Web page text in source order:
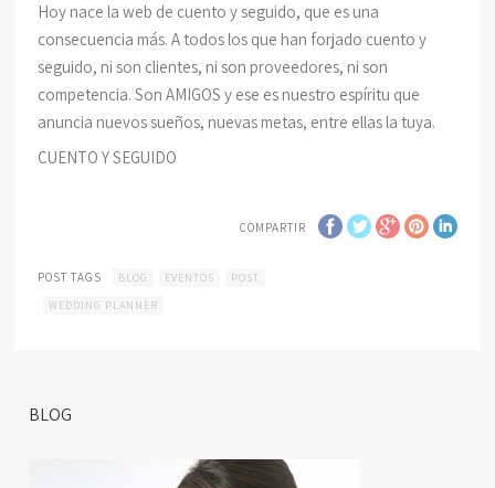
Hoy nace la web de cuento y seguido, que es una
consecuencia más. A todos los que han forjado cuento y
seguido, ni son clientes, ni son proveedores, ni son
competencia. Son AMIGOS y ese es nuestro espíritu que
anuncia nuevos sueños, nuevas metas, entre ellas la tuya.
CUENTO Y SEGUIDO
COMPARTIR
POST TAGS BLOG EVENTOS
POST
WEDDING PLANNER
BLOG